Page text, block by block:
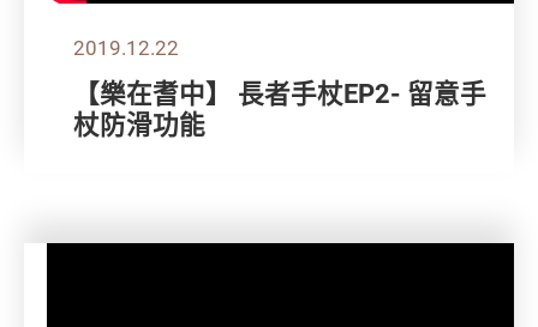
2019.12.22
【樂在耆中】 長者手杖EP2- 留意手
杖防滑功能